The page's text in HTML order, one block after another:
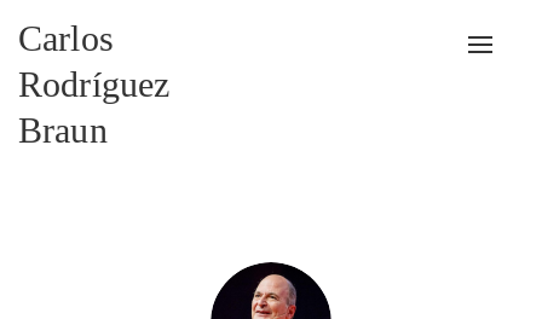
Carlos
Rodríguez
Braun